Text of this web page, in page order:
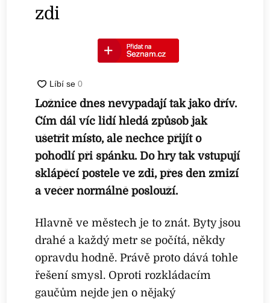
zdi
Ložnice dnes nevypadají tak jako dřív.
Čím dál víc lidí hledá způsob jak
ušetřit místo, ale nechce přijít o
pohodlí při spánku. Do hry tak vstupují
sklápěcí postele ve zdi, přes den zmizí
a večer normálně poslouží.
Hlavně ve městech je to znát. Byty jsou
drahé a každý metr se počítá, někdy
opravdu hodně. Právě proto dává tohle
řešení smysl. Oproti rozkládacím
gaučům nejde jen o nějaký